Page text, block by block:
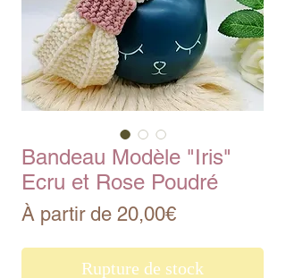
Bandeau Modèle "Iris"
Ecru et Rose Poudré
À partir de 20,00€Prix
Rupture de stock